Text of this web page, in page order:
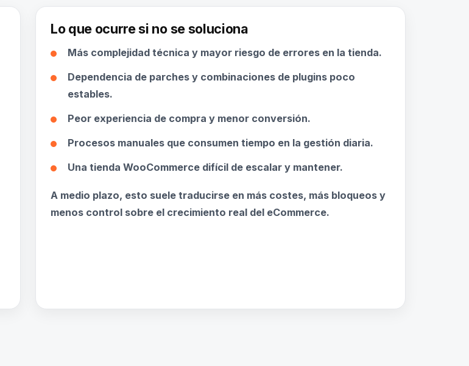
Lo que ocurre si no se soluciona
Más complejidad técnica y mayor riesgo de errores en la tienda.
Dependencia de parches y combinaciones de plugins poco
estables.
Peor experiencia de compra y menor conversión.
Procesos manuales que consumen tiempo en la gestión diaria.
Una tienda WooCommerce difícil de escalar y mantener.
A medio plazo, esto suele traducirse en más costes, más bloqueos y
menos control sobre el crecimiento real del eCommerce.